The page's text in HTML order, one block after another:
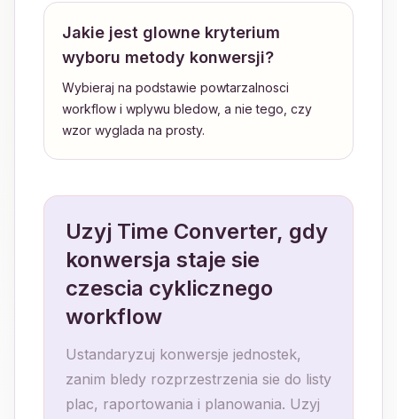
Jakie jest glowne kryterium
wyboru metody konwersji?
Wybieraj na podstawie powtarzalnosci
workflow i wplywu bledow, a nie tego, czy
wzor wyglada na prosty.
Uzyj Time Converter, gdy
konwersja staje sie
czescia cyklicznego
workflow
Ustandaryzuj konwersje jednostek,
zanim bledy rozprzestrzenia sie do listy
plac, raportowania i planowania. Uzyj